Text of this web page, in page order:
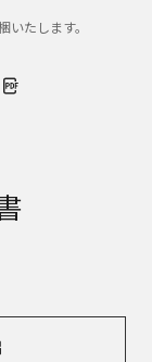
たします。